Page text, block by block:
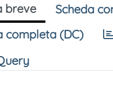
breve
Scheda
completa (DC)